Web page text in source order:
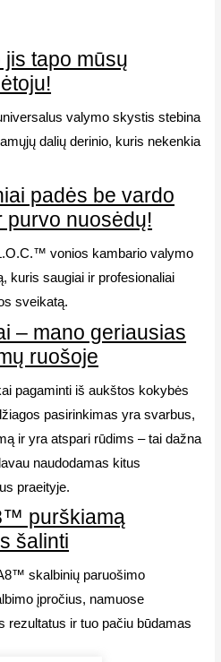
tapo mūsų
valymo skystis stebina
dalių derinio, kuris nekenkia
padės be vardo
purvo nuosėdų!
vonios kambario valymo
kuris saugiai ir profesionaliai
sveikatą.
– mano geriausias
ruošoje
pagaminti iš aukštos kokybės
pasirinkimas yra svarbus,
ir yra atspari rūdims – tai dažna
naudodamas kitus
praeityje.
purškiamą
šalinti
skalbinių paruošimo
įpročius, namuose
rezultatus ir tuo pačiu būdamas